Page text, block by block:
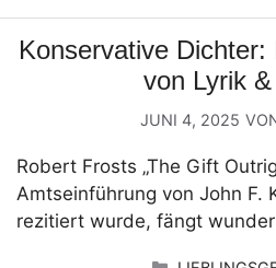
Konservative
von Lyrik
JUNI 4, 2025
Robert Frosts „The Gift
Amtseinführung von John F.
rezitiert wurde, fängt
KATEGORIEN